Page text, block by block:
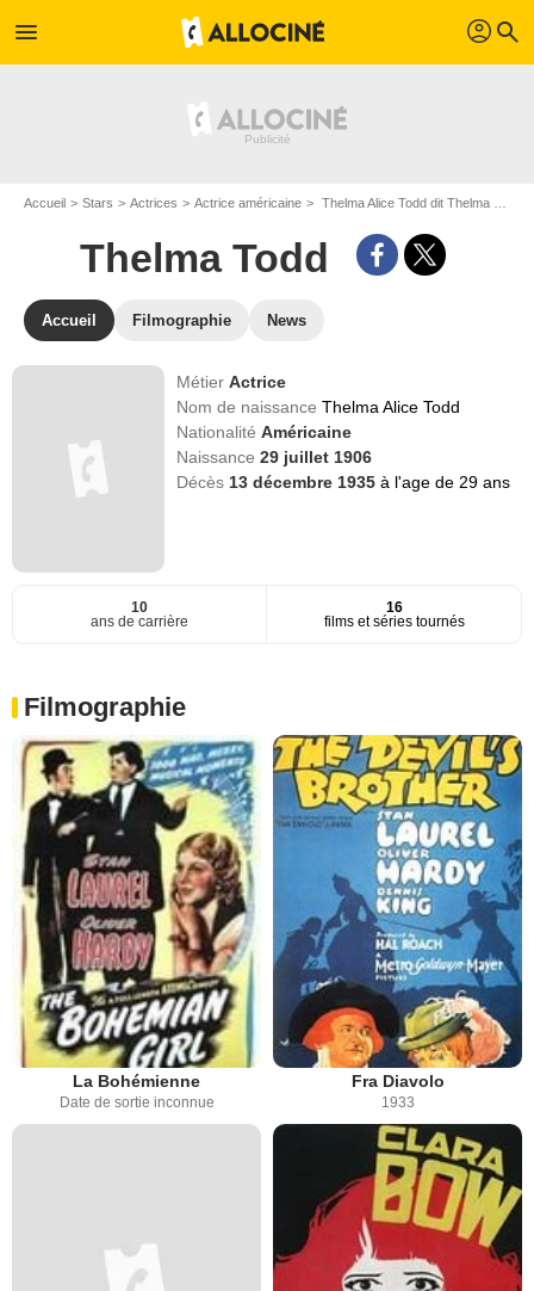
menu profil search
Accueil Stars Actrices Actrice américaine Thelma Alice Todd dit Thelma Todd
Thelma Todd
Accueil Filmographie News
MétierActrice
Nom de naissanceThelma Alice Todd
NationalitéAméricaine
Naissance29 juillet 1906
Décès 13 décembre 1935à l'age de 29 ans
10
ans de carrière
16
films et séries tournés
Filmographie
La Bohémienne
Date de sortie inconnue
Fra Diavolo
1933